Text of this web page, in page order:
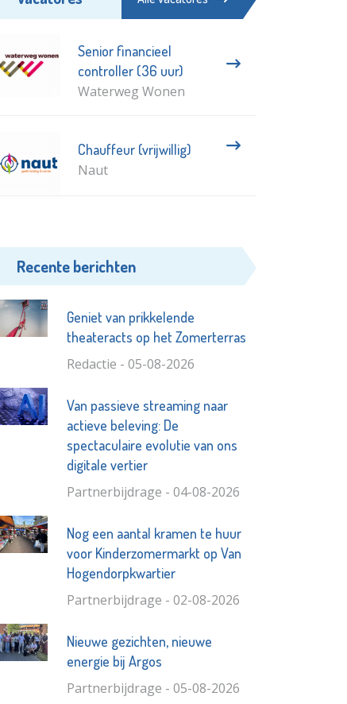
Senior financieel
controller (36 uur)
Waterweg Wonen
Chauffeur (vrijwillig)
Naut
Recente berichten
Geniet van prikkelende
theateracts op het Zomerterras
Redactie - 05-08-2026
Van passieve streaming naar
actieve beleving: De
spectaculaire evolutie van ons
digitale vertier
Partnerbijdrage - 04-08-2026
Nog een aantal kramen te huur
voor Kinderzomermarkt op Van
Hogendorpkwartier
Partnerbijdrage - 02-08-2026
Nieuwe gezichten, nieuwe
energie bij Argos
Partnerbijdrage - 05-08-2026